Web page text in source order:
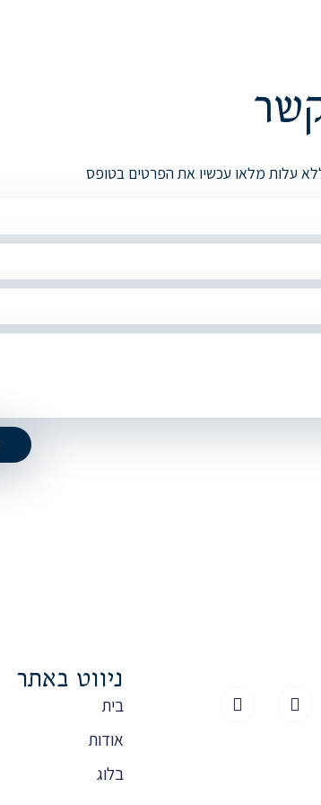
עלות מלאו עכשיו את הפרטים בטופס
ניווט באתר
בית
אודות
בלוג